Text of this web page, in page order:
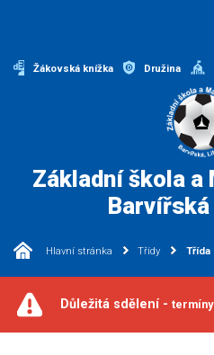
Žákovská knížka Družina
Základní škola a
Hlavní stránka Třídy Třída
Důležitá sdělení - termíny